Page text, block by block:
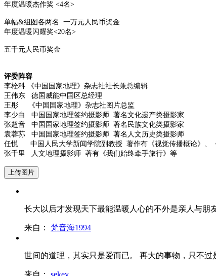
年度温暖杰作奖 <4名>
单幅&组图各两名 一万元人民币奖金
年度温暖闪耀奖<20名>
五千元人民币奖金
评委阵容
李栓科 《中国国家地理》杂志社社长兼总编辑
王伟东 德国威能中国区总经理
王彤 《中国国家地理》杂志社图片总监
李少白 中国国家地理签约摄影师 著名文化遗产类摄影家
张超音 中国国家地理签约摄影师 著名民族文化类摄影家
袁蓉荪 中国国家地理签约摄影师 著名人文历史类摄影师
任悦 中国人民大学新闻学院副教授 著作有《视觉传播概论》、
张千里 人文地理摄影师 著有《我们始终牵手旅行》等
上传图片
长大以后才发现天下最能温暖人心的不外是亲人与朋
来自： 梵音海1994
世间的道理，其实只是爱而已。 再大的事物，只不